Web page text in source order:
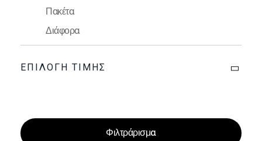
Πακέτα
Διάφορα
ΕΠΙΛΟΓΉ ΤΙΜΉΣ
Φιλτράρισμα